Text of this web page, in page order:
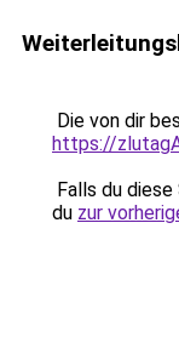
Die von dir
https://
Falls du
du zur